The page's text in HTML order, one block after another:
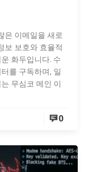
은 이메일을 새로
보 보호와 효율적
화두입니다. 수
를 구독하며, 일
무심코 메인 이
0